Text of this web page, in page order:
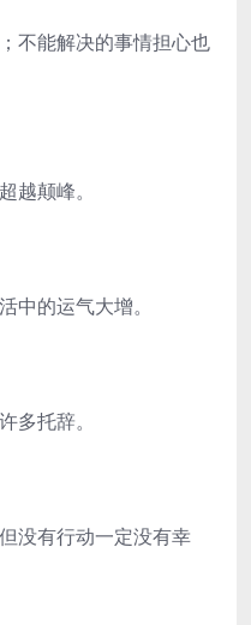
不能解决的事情担心也
越颠峰。
中的运气大增。
多托辞。
没有行动一定没有幸